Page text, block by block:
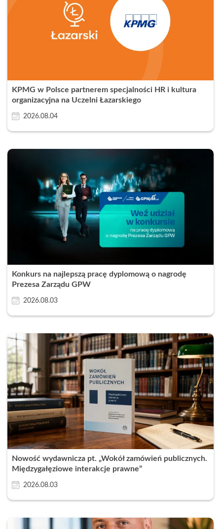
KPMG w Polsce partnerem specjalności HR i kultura
organizacyjna na Uczelni Łazarskiego
2026.08.04
Konkurs na najlepszą pracę dyplomową o nagrodę
Prezesa Zarządu GPW
2026.08.03
Nowość wydawnicza pt. „Wokół zamówień publicznych.
Międzygałęziowe interakcje prawne”
2026.08.03